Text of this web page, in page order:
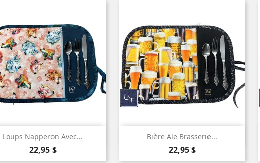
Loups Napperon Avec...
Prix
22,95 $
 Aperçu rapide Bière Ale Brasserie...
Prix
22,95 $
 Aperçu rapide